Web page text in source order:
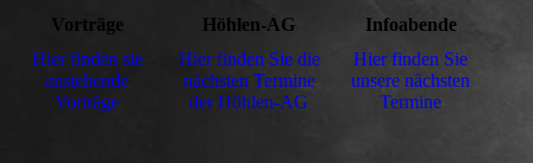
Vorträge
Hier finden sie
anstehende
Vorträge
Höhlen-AG
Hier finden Sie die
nächs­ten Termine
der Höhlen-AG
Infoabende
Hier finden Sie
unsere nächs­ten
Termine